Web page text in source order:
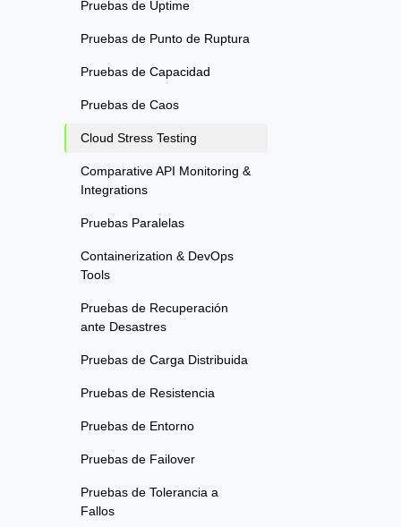
Pruebas de Uptime
Pruebas de Punto de Ruptura
Pruebas de Capacidad
Pruebas de Caos
Cloud Stress Testing
Comparative API Monitoring &
Integrations
Pruebas Paralelas
Containerization & DevOps
Tools
Pruebas de Recuperación
ante Desastres
Pruebas de Carga Distribuida
Pruebas de Resistencia
Pruebas de Entorno
Pruebas de Failover
Pruebas de Tolerancia a
Fallos